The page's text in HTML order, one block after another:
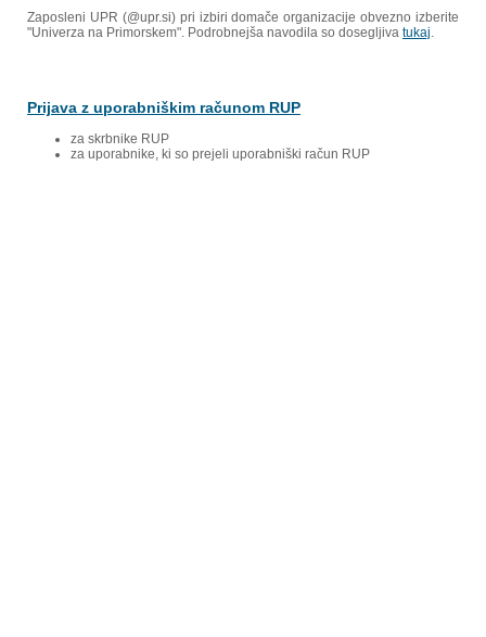
Zaposleni UPR (@upr.si) pri izbiri domače organizacije obvezno izberite
"Univerza na Primorskem". Podrobnejša navodila so dosegljiva tukaj
Prijava z uporabniškim računom RUP
za skrbnike RUP
za uporabnike, ki so prejeli uporabniški račun RUP